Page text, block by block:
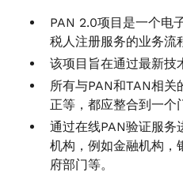
PAN 2.0项目是一个电
税人注册服务的业务流
该项目旨在通过最新技
所有与PAN和TAN相关
正等，都应整合到一个
通过在线PAN验证服务
机构，例如金融机构，
府部门等。